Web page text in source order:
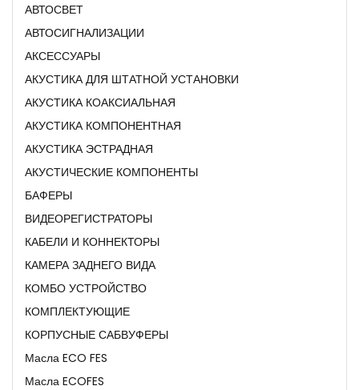
АВТОСВЕТ
АВТОСИГНАЛИЗАЦИИ
АКСЕССУАРЫ
АКУСТИКА ДЛЯ ШТАТНОЙ УСТАНОВКИ
АКУСТИКА КОАКСИАЛЬНАЯ
АКУСТИКА КОМПОНЕНТНАЯ
АКУСТИКА ЭСТРАДНАЯ
АКУСТИЧЕСКИЕ КОМПОНЕНТЫ
БАФЕРЫ
ВИДЕОРЕГИСТРАТОРЫ
КАБЕЛИ И КОННЕКТОРЫ
КАМЕРА ЗАДНЕГО ВИДА
КОМБО УСТРОЙСТВО
КОМПЛЕКТУЮЩИЕ
КОРПУСНЫЕ САБВУФЕРЫ
Масла ECO FES
Масла ECOFES